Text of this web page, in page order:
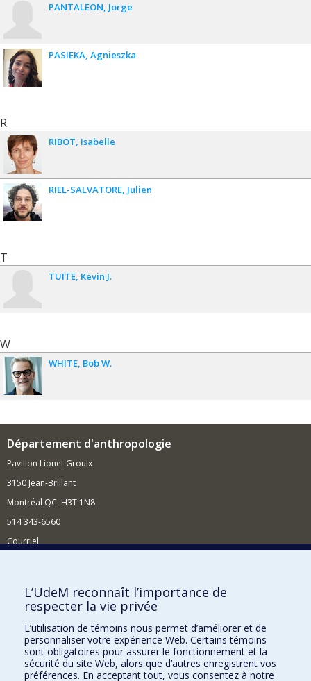
PANTALEON Jorge
PASIEKA Agnieszka
R
RIBOT Isabelle
RIEL-SALVATORE Julien
T
TUITE Kevin J.
W
WHITE Bob W.
Département d'anthropologie
Pavillon Lionel-Groulx
3150 Jean-Brillant
Montréal QC H3T 1N8
514 343-6560
Courriel
Comment soutenir le Département?
BESOIN D'AIDE?
Plan du site
Signaler une erreur
Accessibilité
L’UdeM reconnaît l’importance de
respecter la vie privée
L’utilisation de témoins nous permet d’améliorer et de
personnaliser votre expérience Web. Certains témoins
sont obligatoires pour assurer le fonctionnement et la
sécurité du site Web, alors que d’autres enregistrent vos
préférences. En acceptant tout, vous consentez à notre